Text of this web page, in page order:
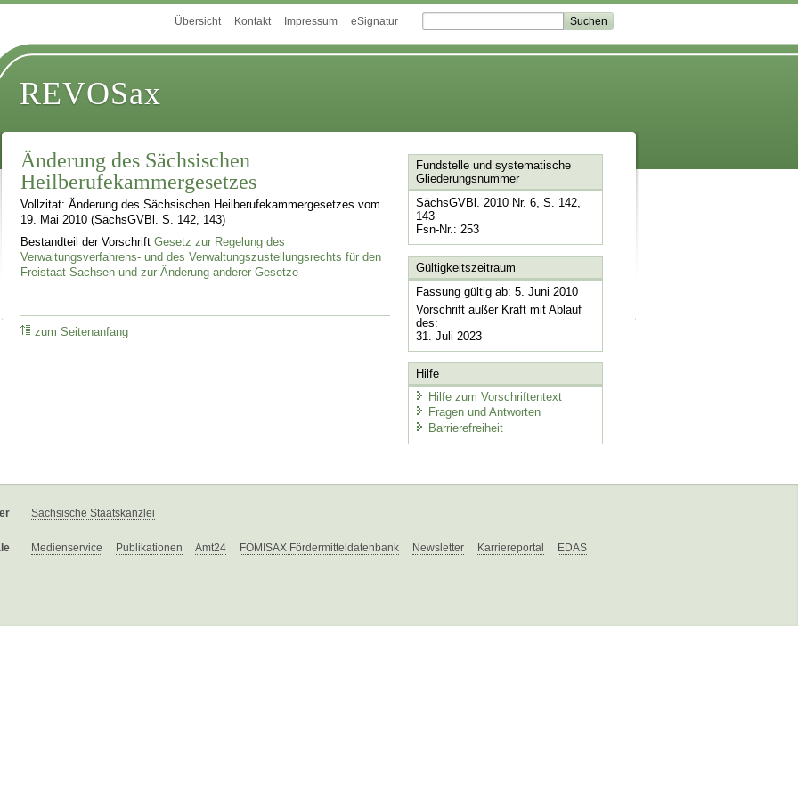
Übersicht Kontakt Impressum eSignatur
REVOSax
Änderung des Sächsischen
Heilberufekammergesetzes
Vollzitat: Änderung des Sächsischen Heilberufekammergesetzes vom
19. Mai 2010 (SächsGVBl. S. 142, 143)
Bestandteil der VorschriftGesetz zur Regelung des
Verwaltungsverfahrens- und des Verwaltungszustellungsrechts für den
Freistaat Sachsen und zur Änderung anderer Gesetze
zum Seitenanfang
Fundstelle und systematische
Gliederungsnummer
SächsGVBl. 2010 Nr. 6, S. 142,
143
Fsn-Nr.: 253
Gültigkeitszeitraum
Fassung gültig ab: 5. Juni 2010
Vorschrift außer Kraft mit Ablauf
des:
31. Juli 2023
Hilfe
Hilfe zum Vorschriftentext
Fragen und Antworten
Barrierefreiheit
Sächsische Staatskanzlei
Medienservice Publikationen Amt24 FÖMISAX Fördermitteldatenbank Newsletter Karriereportal EDAS